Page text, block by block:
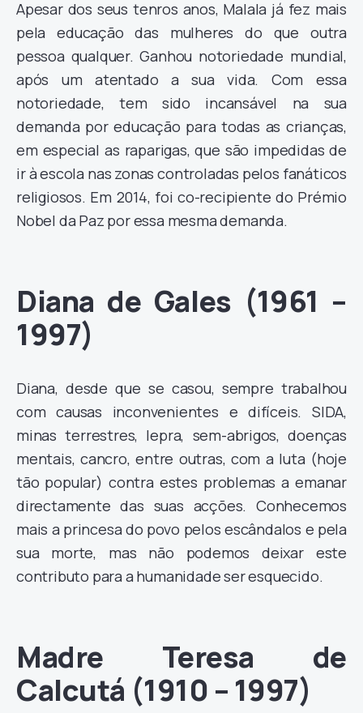
Apesar dos seus tenros anos, Malala já fez mais
pela educação das mulheres do que outra
pessoa qualquer. Ganhou notoriedade mundial,
após um atentado a sua vida. Com essa
notoriedade, tem sido incansável na sua
demanda por educação para todas as crianças,
em especial as raparigas, que são impedidas de
ir à escola nas zonas controladas pelos fanáticos
religiosos. Em 2014, foi co-recipiente do Prémio
Nobel da Paz por essa mesma demanda.
Diana de Gales (1961 –
1997)
Diana, desde que se casou, sempre trabalhou
com causas inconvenientes e difíceis. SIDA,
minas terrestres, lepra, sem-abrigos, doenças
mentais, cancro, entre outras, com a luta (hoje
tão popular) contra estes problemas a emanar
directamente das suas acções. Conhecemos
mais a princesa do povo pelos escândalos e pela
sua morte, mas não podemos deixar este
contributo para a humanidade ser esquecido.
Madre Teresa de
Calcutá (1910 – 1997)